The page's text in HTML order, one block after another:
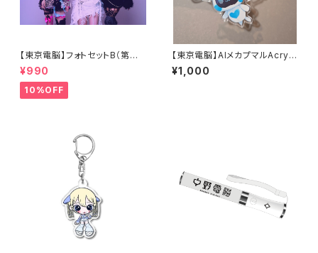
【東京電脳】フォトセットB（第二
章ver.）
¥990
10%OFF
【東京電脳】AIメカプマルAcryli
c Keychain
¥1,000